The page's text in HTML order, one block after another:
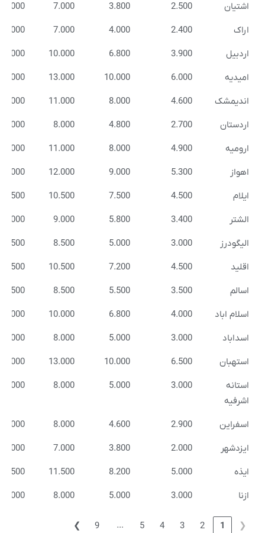
اشتیان
2.500
3.800
7.000
اراک
2.400
4.000
7.000
اردبیل
3.900
6.800
10.000
امیدیه
6.000
10.000
13.000
اندیمشک
4.600
8.000
11.000
اردستان
2.700
4.800
8.000
ارومیه
4.900
8.000
11.000
اهواز
5.300
9.000
12.000
ایلام
4.500
7.500
10.500
الشتر
3.400
5.800
9.000
الیگودرز
3.000
5.000
8.500
اقلید
4.500
7.200
10.500
اسالم
3.500
5.500
8.500
اسلام اباد
4.000
6.800
10.000
اسداباد
3.000
5.000
8.000
استهبان
6.500
10.000
13.000
استانه
اشرفیه
3.000
5.000
8.000
اسفراین 2.900
4.600
8.000
ایزدشهر
2.000
3.800
7.000
ایذه
5.000
8.200
11.500
ازنا
3.000
5.000
8.000
❮
1
2
3
4
5
…
9
❯